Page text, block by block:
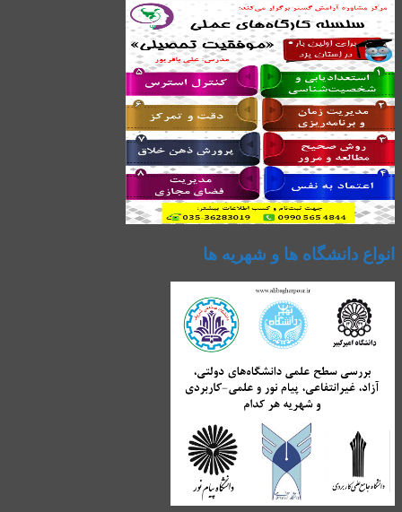
انواع دانشگاه ها و شهریه ها